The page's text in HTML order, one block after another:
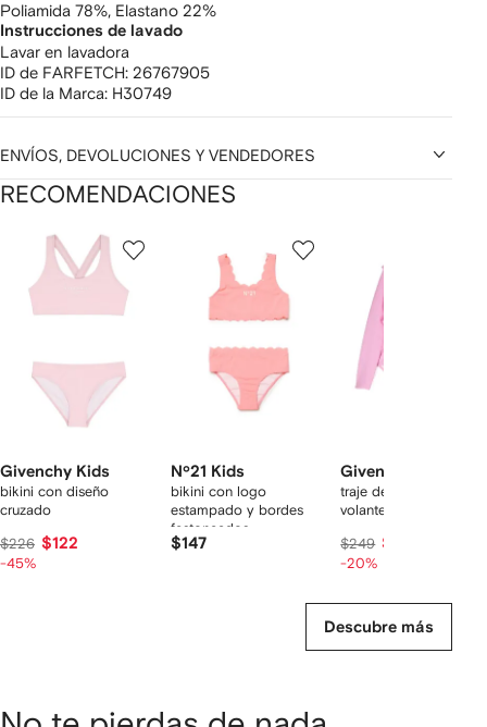
Poliamida 78%, Elastano 22%
Instrucciones de lavado
Lavar en lavadora
ID de FARFETCH: 26767905
ID de la Marca: H30749
ENVÍOS, DEVOLUCIONES Y VENDEDORES
RECOMENDACIONES
Givenchy Kids
bikini con diseño
cruzado
$226 $122
-45%
Nº21 Kids
bikini con logo
estampado y bordes
festoneados
$147
Givenchy Kids
traje de baño con
volante
$249 $198
-20%
Descubre más